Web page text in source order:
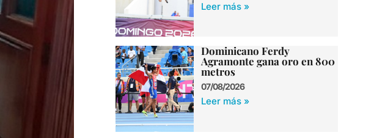
Leer más »
Dominicano Ferdy
Agramonte gana oro en 800
metros
07/08/2026
Leer más »